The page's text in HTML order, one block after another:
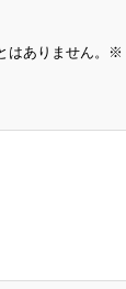
ありません。 ※